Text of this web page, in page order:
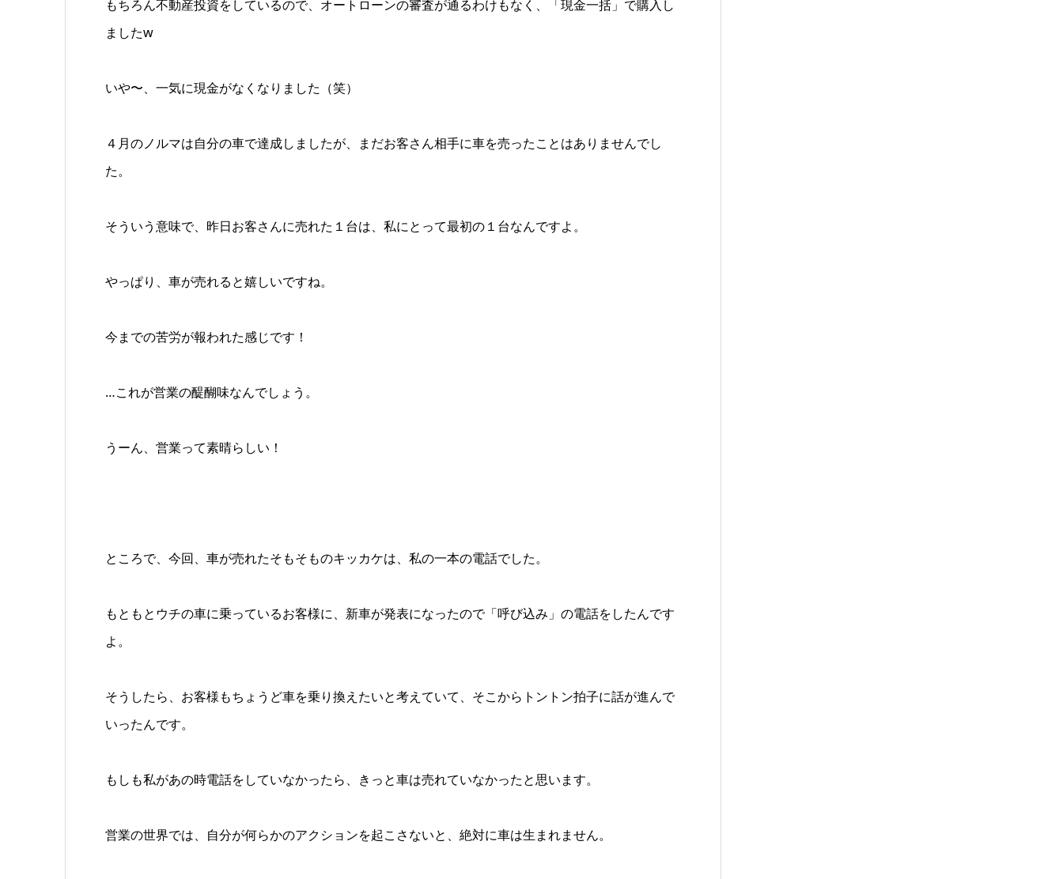
もちろん不動産投資をしているので、オートローンの審査が通るわけもなく、「現金一括」で購入し
ましたw
いや〜、一気に現金がなくなりました（笑）
４月のノルマは自分の車で達成しましたが、まだお客さん相手に車を売ったことはありませんでし
た。
そういう意味で、昨日お客さんに売れた１台は、私にとって最初の１台なんですよ。
やっぱり、車が売れると嬉しいですね。
今までの苦労が報われた感じです！
…これが営業の醍醐味なんでしょう。
うーん、営業って素晴らしい！
ところで、今回、車が売れたそもそものキッカケは、私の一本の電話でした。
もともとウチの車に乗っているお客様に、新車が発表になったので「呼び込み」の電話をしたんです
よ。
そうしたら、お客様もちょうど車を乗り換えたいと考えていて、そこからトントン拍子に話が進んで
いったんです。
もしも私があの時電話をしていなかったら、きっと車は売れていなかったと思います。
営業の世界では、自分が何らかのアクションを起こさないと、絶対に車は生まれません。